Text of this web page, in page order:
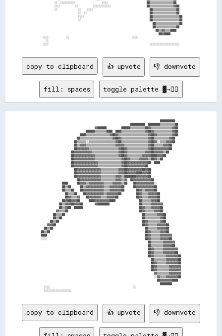
          ░░  ░░░░░░░░░░                  ░░░░                          ██▒▒▒▒▒▒▒▒▒▒▒▒▒▒▒▒██
          ░░░░          ░░          ░░░░░░░░░░░░                        ██▒▒▒▒▒▒▒▒▒▒▒▒▒▒▒▒▓▓██
          ░░              ░░    ░░░░                                      ██▒▒▒▒▒▒▒▒▒▒▒▒▒▒▒▒██
                          ░░  ░░                                          ██▒▒▒▒▒▒▒▒▒▒▒▒▒▒▒▒██
                          ░░░░                                            ██▒▒▒▒▒▒▒▒▒▒▒▒▒▒▒▒▒▒██
                          ░░                                              ██▒▒▒▒▒▒▒▒▒▒▒▒▒▒▒▒▒▒██
                                                                            ██▒▒▒▒▒▒▒▒▒▒▒▒▒▒▒▒██
                                                                            ██▒▒▒▒▒▒▒▒▒▒▒▒▒▒██
                                                                              ██▒▒▓▓▒▒▒▒████
                                                                                ██▓▓████
  ░░░░            ░░                                          ░░░░
    ░░
copy to clipboard 👍 upvote 👎 downvote
fill: spaces toggle palette ▓→✊🏽
                                                                                ██████████
                                                            ██████████  ████████▒▒▒▒▒▒▒▒▒▒██
                                    ▓▓██████          ██████▒▒▒▒▒▒▒▒▒▒██▓▓▒▒▒▒▒▒▒▒▒▒▒▒▒▒▓▓██
                              ██████▒▒▒▒▒▒▒▒████  ████▒▒▒▒▒▒▒▒▒▒▒▒▒▒▒▒▓▓██▓▓▒▒▒▒▒▒▒▒▒▒▒▒▓▓██
                          ████▒▒▒▒▒▒▒▒▒▒▒▒▒▒▒▒▓▓██▓▓▒▒▒▒▒▒▒▒▒▒▒▒▒▒▒▒▒▒▒▒▓▓██▓▓▒▒▒▒▒▒▒▒▒▒▓▓██
                        ██▒▒▒▒▒▒▒▒▒▒▒▒▒▒▒▒▒▒▒▒▒▒▓▓██▓▓▒▒▒▒▒▒▒▒▒▒▒▒▒▒▒▒▒▒▓▓██▒▒▒▒▒▒▒▒▒▒▓▓██
                      ██▒▒▒▒▒▒░░▒▒▒▒▒▒▒▒▒▒▒▒▒▒▒▒▒▒▓▓██▒▒▒▒▒▒▒▒▒▒▒▒▒▒▒▒▒▒▓▓██▓▓░░▒▒▒▒▓▓▓▓██
                      ██▒▒▓▓▓▓▒▒▒▒▒▒▒▒▒▒▒▒▒▒▒▒▒▒▒▒▓▓▓▓▓▓▒▒▒▒▒▒▒▒▒▒▒▒▒▒▒▒▓▓██▒▒▒▒▒▒▓▓▓▓██
                      ██▓▓▓▓▓▓▓▓▒▒▒▒▒▒▒▒▒▒▒▒▒▒▒▒▒▒▒▒▓▓██▓▓▒▒▒▒▒▒▒▒▒▒▒▒▒▒▓▓██▓▓▓▓▓▓▓▓▓▓██
                    ██▓▓▓▓▓▓▓▓▓▓▓▓▒▒▒▒▒▒▒▒▒▒▒▒▒▒▒▒▒▒▓▓██▓▓▒▒▒▒▒▒▒▒▒▒▒▒▓▓▓▓██▓▓▓▓▓▓▒▒██
                    ██▓▓▓▓▓▓▓▓▓▓▓▓▓▓▒▒▒▒▒▒▒▒▒▒▒▒▒▒▒▒▓▓██▓▓▒▒▒▒▒▒▒▒▒▒▓▓▓▓▓▓████▓▓▓▓██
                    ██▓▓▓▓▓▓▓▓▓▓▓▓▓▓▒▒▒▒▒▒▒▒▒▒▒▒▒▒▒▒▒▒▓▓██▓▓▒▒▒▒▒▒▓▓▓▓▓▓▒▒██▓▓▒▒██
                    ██▓▓▓▓▓▓▓▓▓▓▓▓▓▓▓▓▒▒▒▒▒▒▒▒▒▒▒▒▒▒▒▒▓▓██▓▓▓▓▓▓▓▓▓▓▓▓▓▓██  ████
                    ██▓▓▓▓▓▓▓▓▓▓▓▓▓▓▓▓▒▒▒▒▒▒▒▒▒▒▒▒▒▒▒▒▓▓██▓▓▓▓▓▓▓▓▓▓▓▓██
                      ██▓▓▓▓▓▓▓▓▓▓▓▓▓▓▓▓▒▒▒▒▒▒▒▒▒▒▒▒▓▓▓▓██▓▓▓▓▓▓▓▓▓▓██▓▓██
                      ██▓▓▓▓▓▓▓▓▓▓▓▓▓▓▓▓▒▒▒▒▒▒▒▒▒▒▒▒▓▓▓▓██▓▓▓▓▓▓████▓▓▓▓██
                      ██▓▓▓▓▓▓▓▓▓▓▓▓▓▓▓▓▒▒▒▒▒▒▒▒▒▒▓▓▓▓▒▒████████▓▓▓▓▓▓▓▓██
                        ██▓▓▓▓▓▓▓▓▓▓▓▓▓▓▒▒▒▒▒▒▒▒▒▒▓▓▓▓▒▒▓▓  ██▓▓▓▓▓▓▓▓▓▓▓▓██
              ████      ██▓▓▓▓▒▒▓▓▓▓▓▓▓▓▓▓▒▒▒▒▒▒▓▓▓▓▓▓▒▒██    ██▓▓▓▓▓▓▓▓▓▓▓▓░░
              ██▒▒██      ██▒▒▓▓▓▓▓▓▓▓▓▓▓▓▒▒▒▒▓▓▓▓▓▓▓▓██      ██▓▓▓▓▓▓▓▓▓▓▓▓██
              ██▒▒▒▒██    ██▓▓▓▓▓▓▓▓▓▓▓▓▓▓▒▒▒▒▓▓▓▓▓▓▓▓██        ██▓▓▒▒▓▓▓▓▓▓██
                ██▒▒▒▒██    ██▓▓▓▓▓▓▓▓▓▓▓▓▒▒▓▓▓▓▓▓▓▓██          ██▓▓▒▒▒▒▓▓▓▓▓▓██
                ██▓▓▒▒▒▒▓▓    ██▓▓▓▓▓▓▓▓▒▒▒▒▓▓▓▓▓▓██            ██▓▓▒▒▒▒▓▓▓▓▓▓██
              ██▓▓██▓▓▓▓██      ████▓▓▓▓▓▓▓▓▓▓████                ██▒▒▒▒▒▒▓▓▓▓██
            ██▒▒▓▓▓▓██▓▓▓▓██        ▓▓████████                    ██▒▒▒▒▒▒▓▓▓▓▓▓▓▓
            ██▒▒▓▓██  ██████                                      ██▓▓▒▒▒▒▓▓▓▓▓▓██
          ▓▓▒▒▒▒██                                                ██▓▓▒▒▒▒▒▒▓▓▓▓██
        ██▒▒▒▒██                                                    ██▒▒▒▒▒▒▒▒▓▓▓▓██
        ██▒▒██                                                      ██▒▒▒▒▒▒▒▒▒▒▓▓██
      ██▒▒██                                                        ██▓▓▒▒▒▒▒▒▒▒▓▓██
    ▓▓▓▓██                                                          ██▓▓▒▒▒▒▒▒▓▓▓▓▓▓██
  ██▒▒██                                                              ██▒▒▒▒▒▒▓▓▓▓▓▓██
██▒▒██                                                                ██▓▓▒▒▒▒▒▒▓▓▓▓██
████                                                                  ██▓▓▒▒▒▒▒▒▓▓▓▓▓▓▓▓
░░░░                                                                  ██▓▓▒▒▒▒▒▒▓▓▓▓▓▓██
                                                                        ██▒▒▒▒▒▒▒▒▓▓▓▓▓▓▓▓
                                                                        ██▒▒▒▒▒▒▒▒▓▓▓▓▓▓██
                                                                        ██▓▓▒▒▒▒▒▒▓▓▓▓▓▓▓▓▓▓
                                                                        ██▓▓▒▒▒▒▒▒▓▓▓▓▓▓▓▓██
                                                                        ██▓▓▒▒▒▒▒▒▒▒▓▓▓▓▓▓▓▓██
                                                                          ██▒▒▒▒▒▒▒▒▓▓▓▓▓▓▓▓██
                                                                          ██▓▓▒▒▒▒▒▒▓▓▓▓▓▓▓▓██
                                                                          ██▓▓▒▒▒▒▒▒▒▒▓▓▓▓▓▓▓▓
                                                                          ██▓▓▒▒▒▒▒▒▒▒▓▓▓▓▓▓▓▓
                                                                            ▓▓▒▒▒▒▒▒▒▒▓▓▓▓▓▓▓▓
                                                                            ░░▓▓▒▒▒▒▓▓▓▓▓▓▓▓██
                                                                              ██▓▓▓▓▓▓▓▓████
                                                                                ████████
  ░░░░                                                        ░░
copy to clipboard 👍 upvote 👎 downvote